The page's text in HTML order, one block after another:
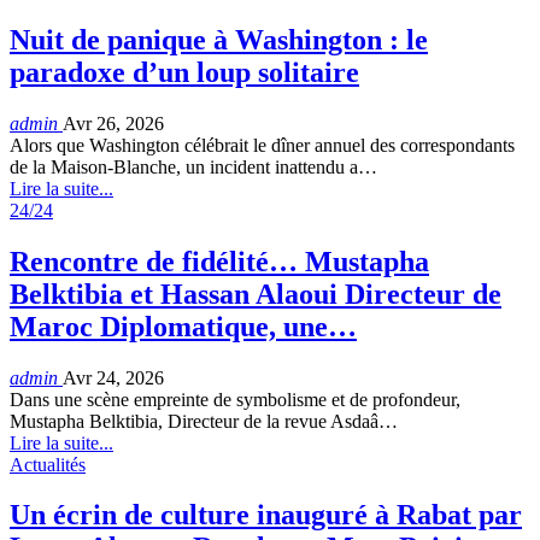
Nuit de panique à Washington : le
paradoxe d’un loup solitaire
admin Avr 26, 2026
Alors que Washington célébrait le dîner annuel des correspondants
de la Maison-Blanche, un incident inattendu a…
Lire la suite...
24/24
Rencontre de fidélité… Mustapha
Belktibia et Hassan Alaoui Directeur de
Maroc Diplomatique, une…
admin Avr 24, 2026
Dans une scène empreinte de symbolisme et de profondeur,
Mustapha Belktibia, Directeur de la revue Asdaâ…
Lire la suite...
Actualités
Un écrin de culture inauguré à Rabat par